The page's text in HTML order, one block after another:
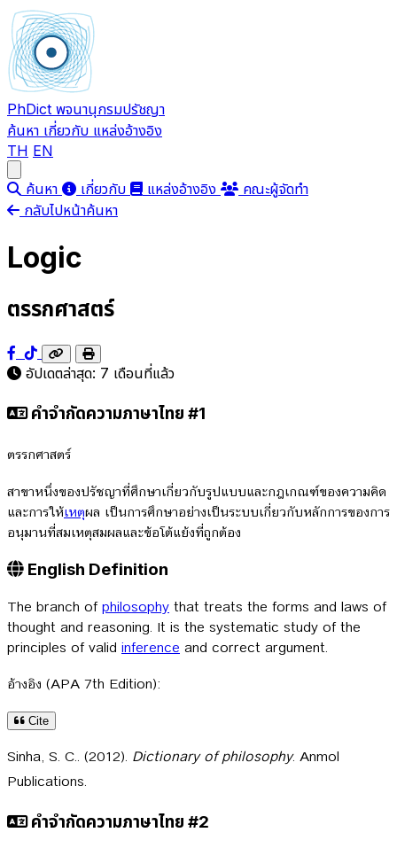
PhDict พจนานุกรมปรัชญา
ค้นหา เกี่ยวกับ แหล่งอ้างอิง
TH EN
ค้นหา เกี่ยวกับ แหล่งอ้างอิง
คณะผู้จัดทำ
กลับไปหน้าค้นหา
Logic
ตรรกศาสตร์
อัปเดตล่าสุด: 7 เดือนที่แล้ว
คำจำกัดความภาษาไทย #1
ตรรกศาสตร์
สาขาหนึ่งของปรัชญาที่ศึกษาเกี่ยวกับรูปแบบและกฎเกณฑ์ของความคิด
และการให้เหตุผล เป็นการศึกษาอย่างเป็นระบบเกี่ยวกับหลักการของการ
อนุมานที่สมเหตุสมผลและข้อโต้แย้งที่ถูกต้อง
English Definition
The branch ofphilosophy that treats the forms and laws of
thought and reasoning. It is the systematic study of the
principles of valid inference and correct argument.
อ้างอิง (APA 7th Edition):
Cite
Sinha, S. C.. (2012). Dictionary of philosophy. Anmol
Publications.
คำจำกัดความภาษาไทย #2